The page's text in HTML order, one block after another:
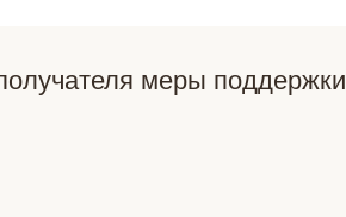
меры поддержки